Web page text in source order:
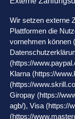
Wir setzen externe
Plattformen die
vornehmen können
(https://
Klarna (https://
(https://
Giropay (https://
agb/), Visa (https://
(https://